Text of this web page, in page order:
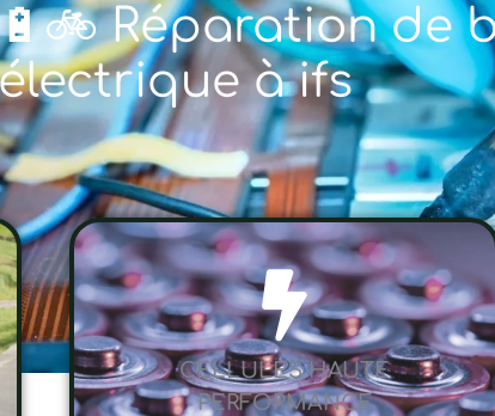
Réparation de
à ifs
CELLULES HAUTE
PERFORMANCE